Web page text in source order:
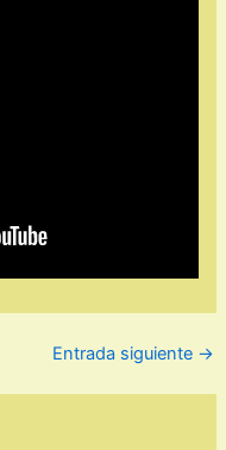
Entrada siguiente →